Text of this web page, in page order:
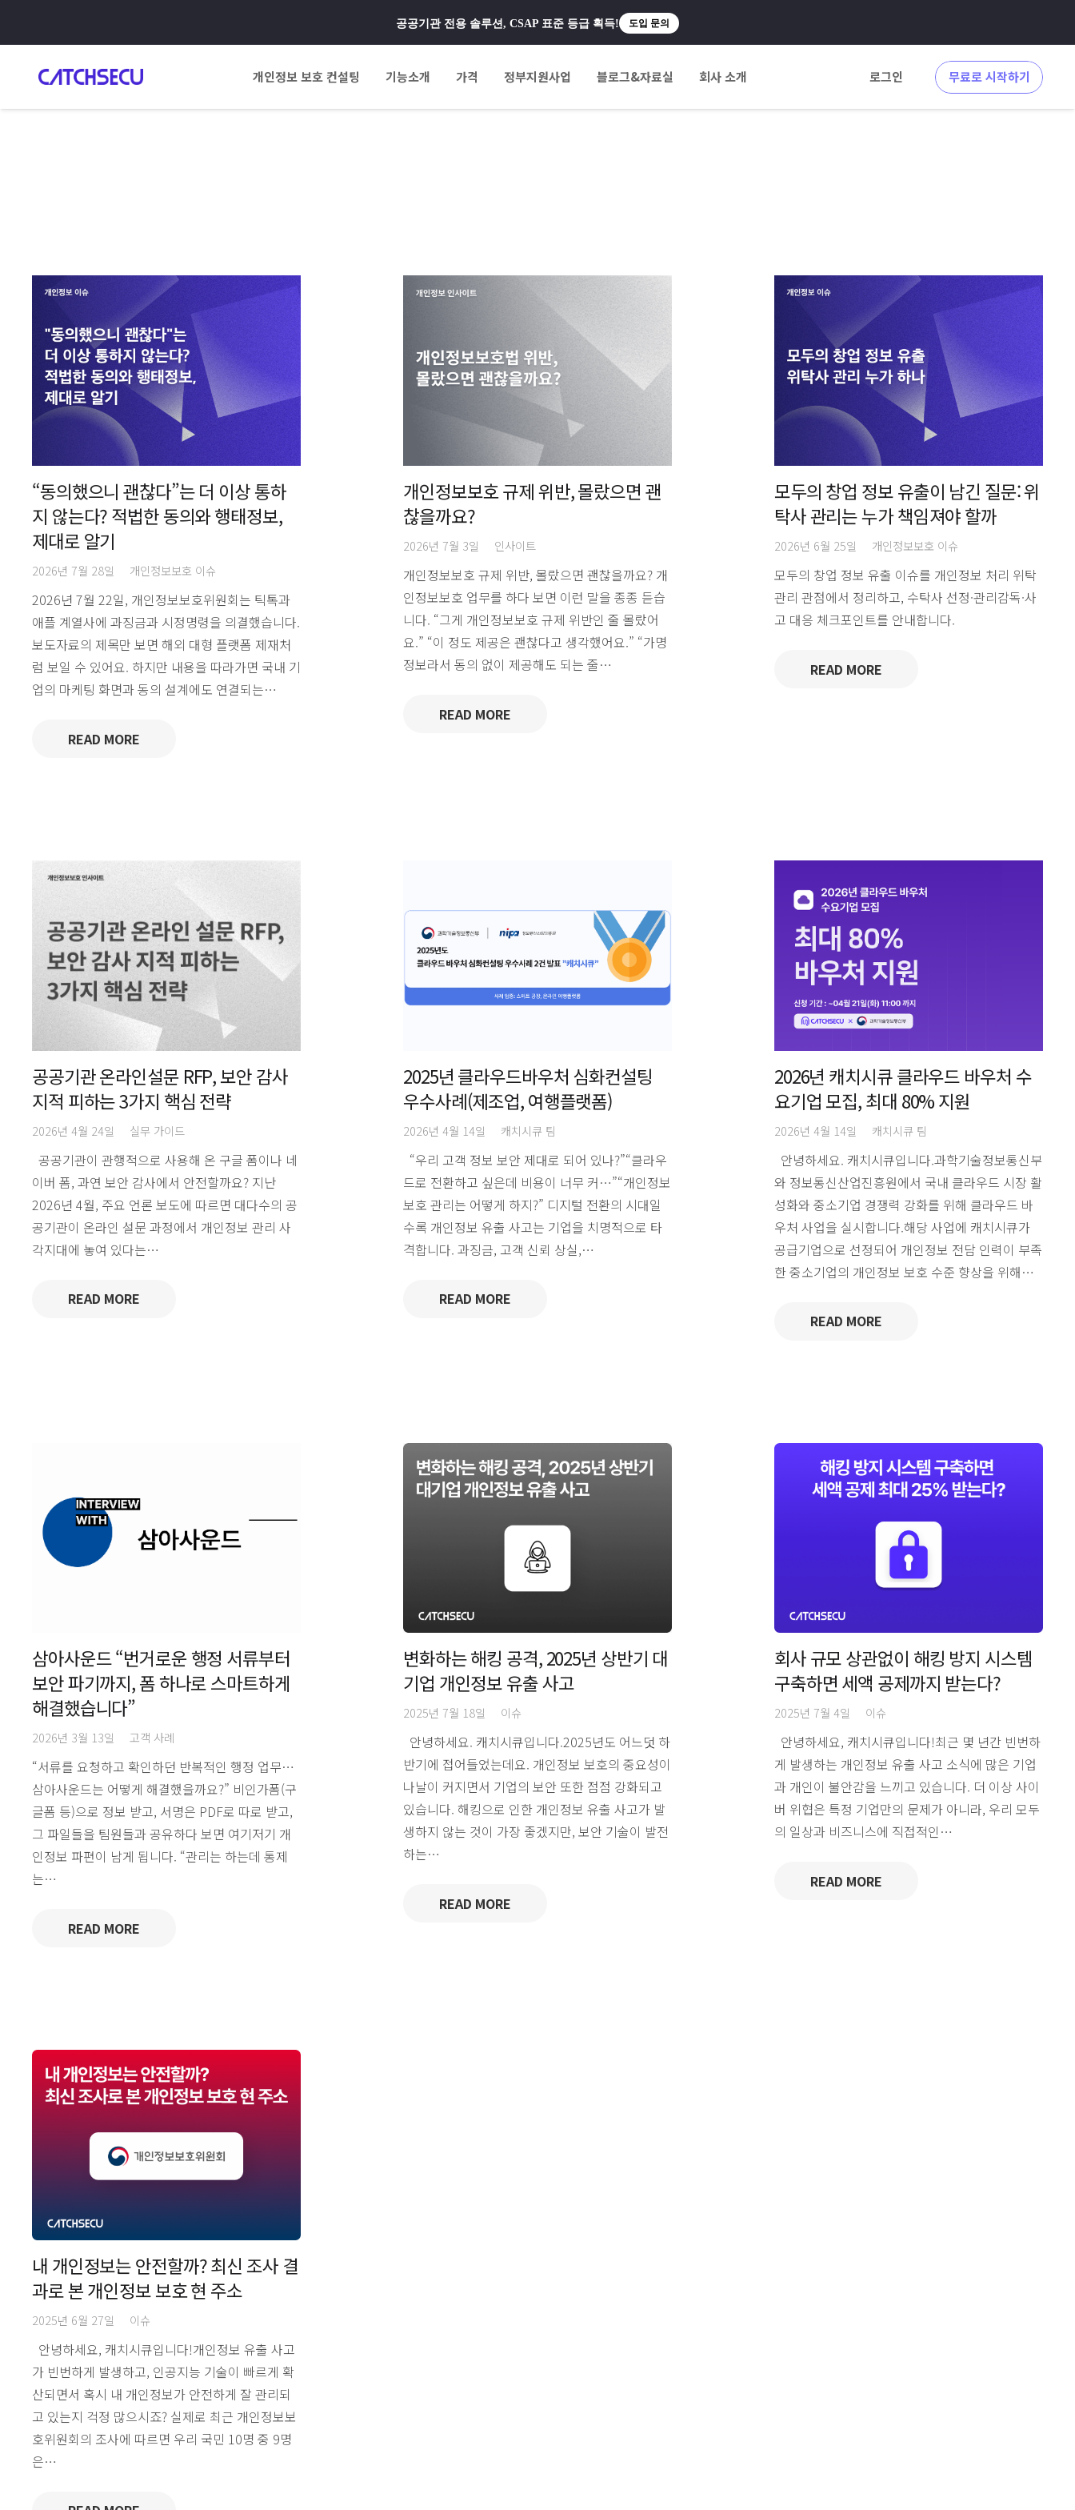
공공기관 전용 솔루션, CSAP 표준 등급 획득! 도입 문의
개인정보 보호 컨설팅 기능소개 가격 정부지원사업 블로그&자료실 회사 소개 로그인 무료로 시작하기
“동의했으니 괜찮다”는 더 이상 통하
지 않는다? 적법한 동의와 행태정보,
제대로 알기
2026년 7월 28일 개인정보보호 이슈
2026년 7월 22일, 개인정보보호위원회는 틱톡과
애플 계열사에 과징금과 시정명령을 의결했습니다.
보도자료의 제목만 보면 해외 대형 플랫폼 제재처
럼 보일 수 있어요. 하지만 내용을 따라가면 국내 기
업의 마케팅 화면과 동의 설계에도 연결되는…
READ MORE
개인정보보호 규제 위반, 몰랐으면 괜
찮을까요?
2026년 7월 3일 인사이트
개인정보보호 규제 위반, 몰랐으면 괜찮을까요? 개
인정보보호 업무를 하다 보면 이런 말을 종종 듣습
니다. “그게 개인정보보호 규제 위반인 줄 몰랐어
요.” “이 정도 제공은 괜찮다고 생각했어요.” “가명
정보라서 동의 없이 제공해도 되는 줄…
READ MORE
모두의 창업 정보 유출이 남긴 질문: 위
탁사 관리는 누가 책임져야 할까
2026년 6월 25일 개인정보보호 이슈
모두의 창업 정보 유출 이슈를 개인정보 처리 위탁
관리 관점에서 정리하고, 수탁사 선정·관리감독·사
고 대응 체크포인트를 안내합니다.
READ MORE
공공기관 온라인설문 RFP, 보안 감사
지적 피하는 3가지 핵심 전략
2026년 4월 24일 실무 가이드
공공기관이 관행적으로 사용해 온 구글 폼이나 네
이버 폼, 과연 보안 감사에서 안전할까요? 지난
2026년 4월, 주요 언론 보도에 따르면 대다수의 공
공기관이 온라인 설문 과정에서 개인정보 관리 사
각지대에 놓여 있다는…
READ MORE
2025년 클라우드바우처 심화컨설팅
우수사례(제조업, 여행플랫폼)
2026년 4월 14일 캐치시큐 팀
“우리 고객 정보 보안 제대로 되어 있나?”“클라우
드로 전환하고 싶은데 비용이 너무 커…”“개인정보
보호 관리는 어떻게 하지?” 디지털 전환의 시대일
수록 개인정보 유출 사고는 기업을 치명적으로 타
격합니다. 과징금, 고객 신뢰 상실,…
READ MORE
2026년 캐치시큐 클라우드 바우처 수
요기업 모집, 최대 80% 지원
2026년 4월 14일 캐치시큐 팀
안녕하세요. 캐치시큐입니다.과학기술정보통신부
와 정보통신산업진흥원에서 국내 클라우드 시장 활
성화와 중소기업 경쟁력 강화를 위해 클라우드 바
우처 사업을 실시합니다.해당 사업에 캐치시큐가
공급기업으로 선정되어 개인정보 전담 인력이 부족
한 중소기업의 개인정보 보호 수준 향상을 위해…
READ MORE
삼아사운드 “번거로운 행정 서류부터
보안 파기까지, 폼 하나로 스마트하게
해결했습니다”
2026년 3월 13일 고객 사례
“서류를 요청하고 확인하던 반복적인 행정 업무…
삼아사운드는 어떻게 해결했을까요?” 비인가폼(구
글폼 등)으로 정보 받고, 서명은 PDF로 따로 받고,
그 파일들을 팀원들과 공유하다 보면 여기저기 개
인정보 파편이 남게 됩니다. “관리는 하는데 통제
는…
READ MORE
변화하는 해킹 공격, 2025년 상반기 대
기업 개인정보 유출 사고
2025년 7월 18일 이슈
안녕하세요. 캐치시큐입니다.2025년도 어느덧 하
반기에 접어들었는데요. 개인정보 보호의 중요성이
나날이 커지면서 기업의 보안 또한 점점 강화되고
있습니다. 해킹으로 인한 개인정보 유출 사고가 발
생하지 않는 것이 가장 좋겠지만, 보안 기술이 발전
하는…
READ MORE
회사 규모 상관없이 해킹 방지 시스템
구축하면 세액 공제까지 받는다?
2025년 7월 4일 이슈
안녕하세요, 캐치시큐입니다!최근 몇 년간 빈번하
게 발생하는 개인정보 유출 사고 소식에 많은 기업
과 개인이 불안감을 느끼고 있습니다. 더 이상 사이
버 위협은 특정 기업만의 문제가 아니라, 우리 모두
의 일상과 비즈니스에 직접적인…
READ MORE
내 개인정보는 안전할까? 최신 조사 결
과로 본 개인정보 보호 현 주소
2025년 6월 27일 이슈
안녕하세요, 캐치시큐입니다!개인정보 유출 사고
가 빈번하게 발생하고, 인공지능 기술이 빠르게 확
산되면서 혹시 내 개인정보가 안전하게 잘 관리되
고 있는지 걱정 많으시죠? 실제로 최근 개인정보보
호위원회의 조사에 따르면 우리 국민 10명 중 9명
은…